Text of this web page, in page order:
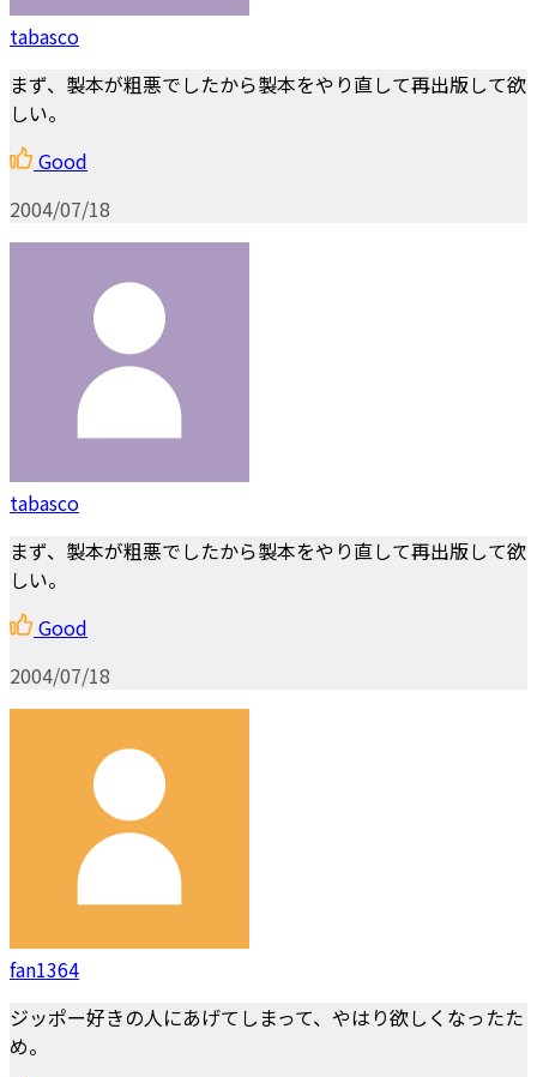
tabasco
まず、製本が粗悪でしたから製本をやり直して再出版して欲
しい。
Good
2004/07/18
tabasco
まず、製本が粗悪でしたから製本をやり直して再出版して欲
しい。
Good
2004/07/18
fan1364
ジッポー好きの人にあげてしまって、やはり欲しくなったた
め。